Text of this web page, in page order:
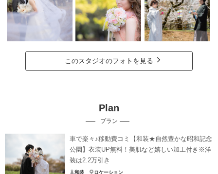
このスタジオのフォトを見る
Plan
プラン
車で楽々♪移動費コミ【和装★自然豊かな昭和記念
公園】衣装UP無料！美肌など嬉しい加工付き※洋
装は2.2万引き
和装 ロケーション